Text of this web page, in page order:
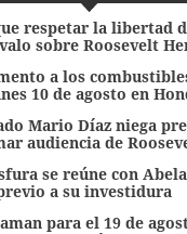
respetar la libertad
sobre Roosevelt
a los
10 de agosto en
Mario Díaz niega
audiencia de
se reúne con
a su investidura
para el 19 de